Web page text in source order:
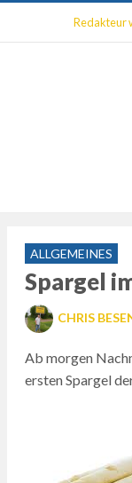
Redakteur
ALLGEMEINES
Spargel
CHRIS
Ab morgen
ersten Spargel